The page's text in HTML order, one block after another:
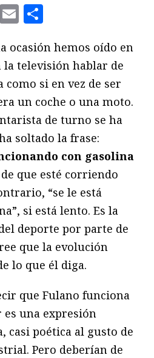
Telegram
Email
ocasión hemos oído en
la televisión hablar de
si en vez de ser
un coche o una moto.
de turno se ha
soltado la frase:
con gasolina
que esté corriendo
“se le está
si está lento. Es la
deporte por parte de
que la evolución
lo que él diga.
que Fulano funciona
es una expresión
poética al gusto de
Pero deberían de